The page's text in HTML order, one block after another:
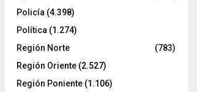
Policía (4.398)
Política (1.274)
Región Norte
(783)
Región Oriente (2.527)
Región Poniente (1.106)